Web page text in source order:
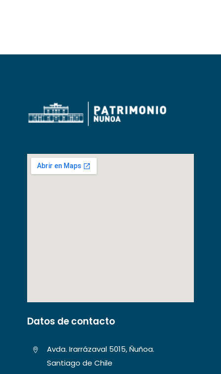
Datos de contacto
Avda. Irarrázaval 5015, Ñuñoa.
Santiago de Chile